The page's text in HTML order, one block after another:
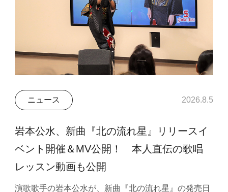
ニュース 2026.8.5
岩本公水、新曲『北の流れ星』リリースイ
ベント開催＆MV公開！ 本人直伝の歌唱
レッスン動画も公開
演歌歌手の岩本公水が、新曲『北の流れ星』の発売日